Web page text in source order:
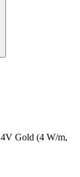
Gold (4 W/m,